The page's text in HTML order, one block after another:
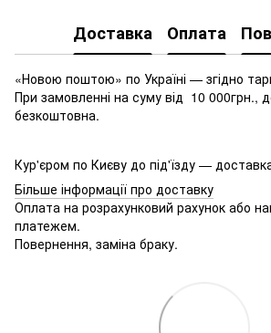
Доставка Оплата
«Новою поштою» по Україні — згідно
При замовленні на суму від 10 000грн.,
безкоштовна.
Кур'єром по Києву до під'їзду —
Більше інформації про доставку
Оплата на розрахунковий рахунок або
платежем.
Повернення, заміна браку.